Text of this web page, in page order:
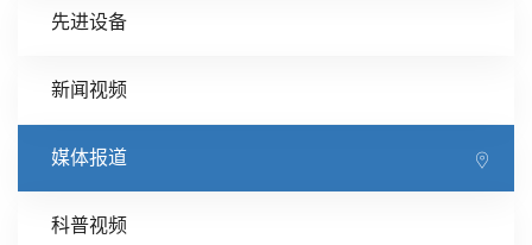
先进设备
新闻视频
媒体报道
科普视频